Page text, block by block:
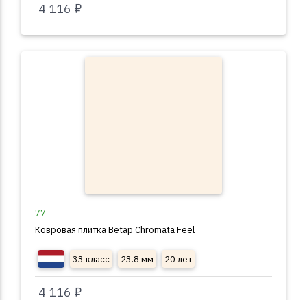
4 116 ₽
77
Ковровая плитка Betap Chromata Feel
33 класс 23.8 мм 20 лет
4 116 ₽